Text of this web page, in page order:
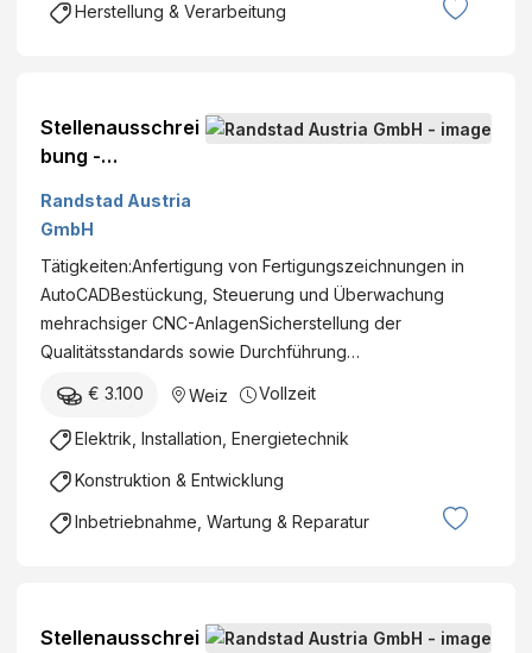
Herstellung & Verarbeitung
Stellenausschrei
bung -
beiter
Aktivteilmontage
(m/w/d) in Weiz
Randstad Austria
GmbH
Tätigkeiten:Anfertigung von Fertigungszeichnungen in
AutoCADBestückung, Steuerung und Überwachung
mehrachsiger CNC-AnlagenSicherstellung der
Qualitätsstandards sowie Durchführung…
€ 3.100 Weiz Vollzeit
Elektrik, Installation, Energietechnik
Konstruktion & Entwicklung
Inbetriebnahme, Wartung & Reparatur
Stellenausschrei